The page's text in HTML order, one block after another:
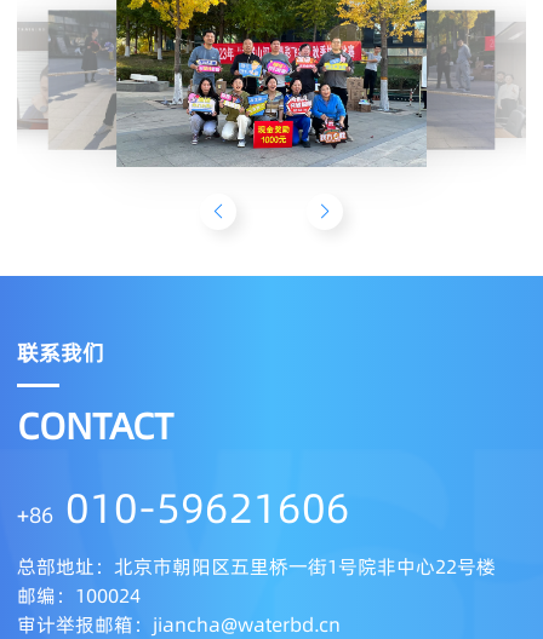
联系我们
CONTACT
+86 010-59621606
总部地址：北京市朝阳区五里桥一街1号院非中心22号楼
邮编：100024
审计举报邮箱：jiancha@waterbd.cn